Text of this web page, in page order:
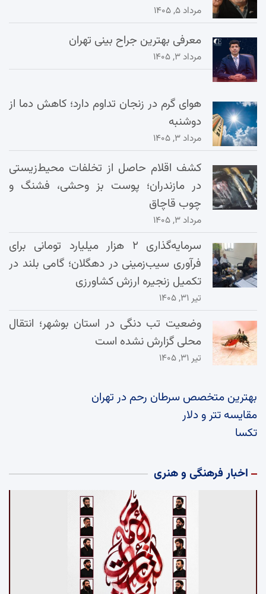
مرداد ۵, ۱۴۰۵
معرفی بهترین جراح بینی تهران
مرداد ۳, ۱۴۰۵
هوای گرم در زنجان تداوم دارد؛ کاهش دما از
دوشنبه
مرداد ۳, ۱۴۰۵
کشف اقلام حاصل از تخلفات محیط‌زیستی
در مازندران؛ پوست بز وحشی، فشنگ و
چوب قاچاق
مرداد ۳, ۱۴۰۵
سرمایه‌گذاری ۲ هزار میلیارد تومانی برای
فرآوری سیب‌زمینی در دهگلان؛ گامی بلند در
تکمیل زنجیره ارزش کشاورزی
تیر ۳۱, ۱۴۰۵
وضعیت تب دنگی در استان بوشهر؛ انتقال
محلی گزارش نشده است
تیر ۳۱, ۱۴۰۵
بهترین متخصص سرطان رحم در تهران
مقایسه تتر و دلار
تکسا
اخبار فرهنگی و هنری